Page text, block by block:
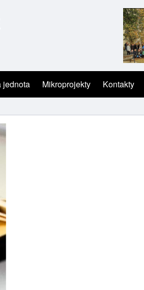
jednota Mikroprojekty Kontakty